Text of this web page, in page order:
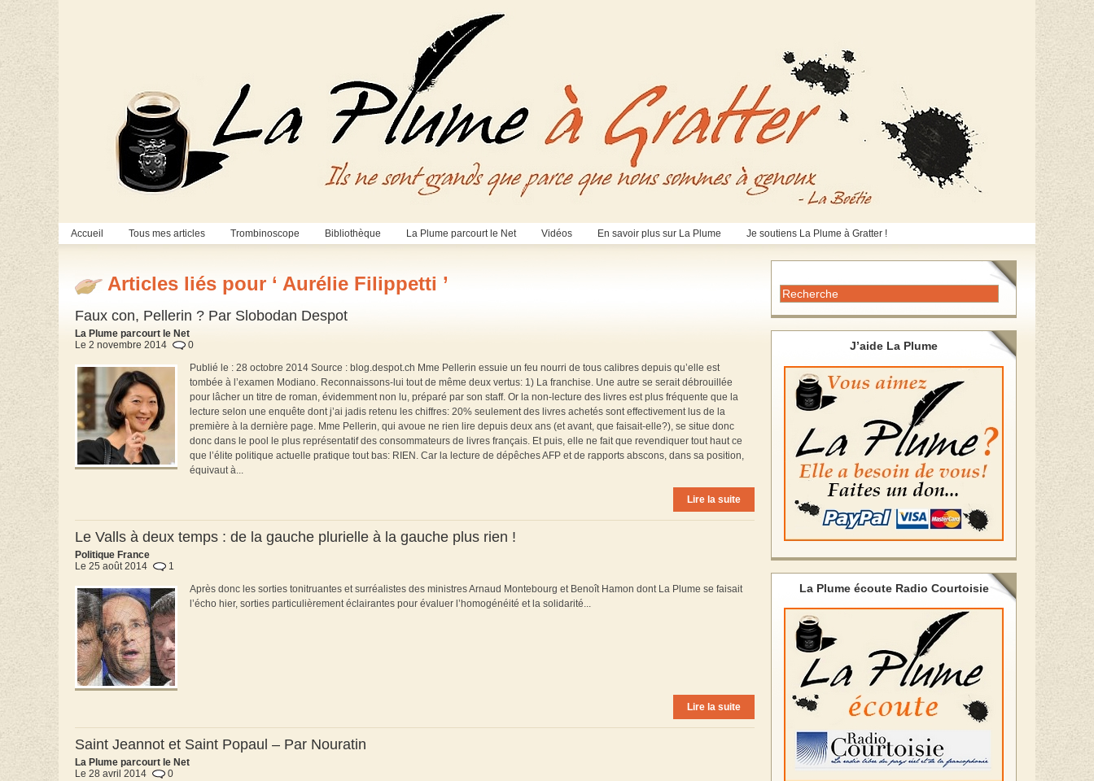
Accueil Tous mes articles Trombinoscope Bibliothèque La Plume parcourt le Net Vidéos En savoir plus sur La Plume Je soutiens La Plume à Gratter !
Articles liés pour ‘ Aurélie Filippetti ’
Faux con, Pellerin ? Par Slobodan Despot
La Plume parcourt le Net
Le 2 novembre 2014
0
Publié le : 28 octobre 2014 Source : blog.despot.ch Mme Pellerin essuie un feu nourri de tous calibres depuis qu’elle est
tombée à l’examen Modiano. Reconnaissons-lui tout de même deux vertus: 1) La franchise. Une autre se serait débrouillée
pour lâcher un titre de roman, évidemment non lu, préparé par son staff. Or la non-lecture des livres est plus fréquente que la
lecture selon une enquête dont j’ai jadis retenu les chiffres: 20% seulement des livres achetés sont effectivement lus de la
première à la dernière page. Mme Pellerin, qui avoue ne rien lire depuis deux ans (et avant, que faisait-elle?), se situe donc
donc dans le pool le plus représentatif des consommateurs de livres français. Et puis, elle ne fait que revendiquer tout haut ce
que l’élite politique actuelle pratique tout bas: RIEN. Car la lecture de dépêches AFP et de rapports abscons, dans sa position,
équivaut à...
Lire la suite
Le Valls à deux temps : de la gauche plurielle à la gauche plus rien !
Politique France
Le 25 août 2014
1
Après donc les sorties tonitruantes et surréalistes des ministres Arnaud Montebourg et Benoît Hamon dont La Plume se faisait
l’écho hier, sorties particulièrement éclairantes pour évaluer l’homogénéité et la solidarité...
Lire la suite
Saint Jeannot et Saint Popaul – Par Nouratin
La Plume parcourt le Net
Le 28 avril 2014
0
J’aide La Plume
La Plume écoute Radio Courtoisie